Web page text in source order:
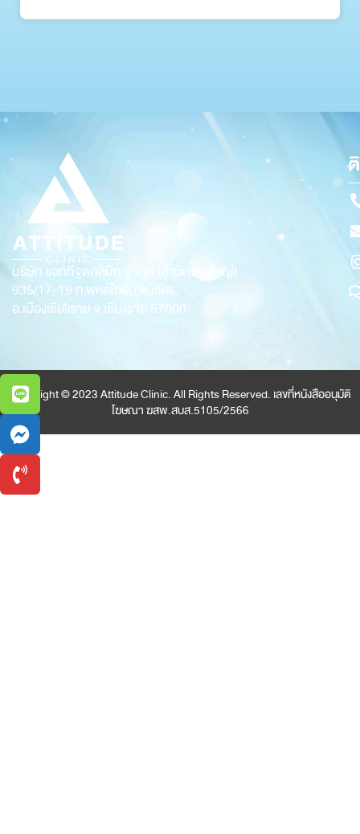
บริษัท แอททิจูดคลินิก จำกัด (สำนักงานใหญ่)
935/17-19 ถ.พหลโยธิน ต.เวียง
อ.เมืองเชียงราย จ.เชียงราย 57000
Copyright © 2023 Attitude Clinic. All Rights Reserved. เลขที่หนังสืออนุมัติ
โฆษณา ฆสพ.สบส.5105/2566